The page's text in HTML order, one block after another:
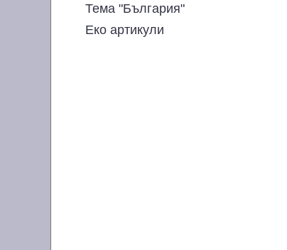
Тема "България"
Еко артикули